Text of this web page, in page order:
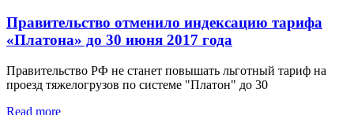
Правительство отменило индексацию тарифа
«Платона» до 30 июня 2017 года
Правительство РФ не станет повышать льготный тариф на
проезд тяжелогрузов по системе "Платон" до 30
Read more